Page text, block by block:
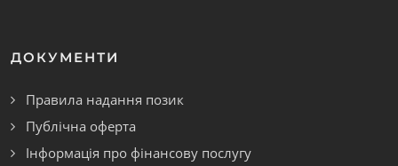
ДОКУМЕНТИ
Правила надання позик
Публічна оферта
Інформація про фінансову послугу